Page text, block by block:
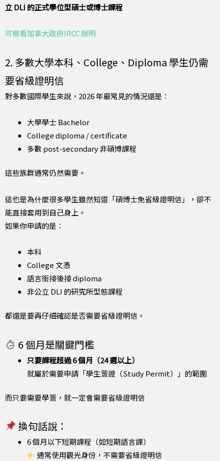
立 DLI 的正式學位型碩士或博士課程
可察看加拿大政府IRCC 說明
2. 多數大學本科、College、Diploma 學生仍需
要省級證明信
對多數國際學生來說，2026 年最常見的情況還是：
大學學士 Bachelor
College diploma / certificate
多數 post-secondary 非碩博課程
這些族群通常仍然需要。
這也是為什麼很多學生雖然知道「碩博士免省級證明信」，卻不
能直接套用到自己身上。
如果你申請的是：
本科
College 文憑
語言銜接後接 diploma
非公立 DLI 的研究所型態課程
都還是要再仔細確認是否需要省級證明信。
6 個月是關鍵門檻
只要課程超過 6 個月（24 週以上）
就屬於需要申請「學生簽證（Study Permit）」的範圍
而只要需要學簽，就一定會需要省級證明信
換句話說：
6 個月以下短期課程（如短期語言課）
通常使用觀光身份，不需要省級證明信